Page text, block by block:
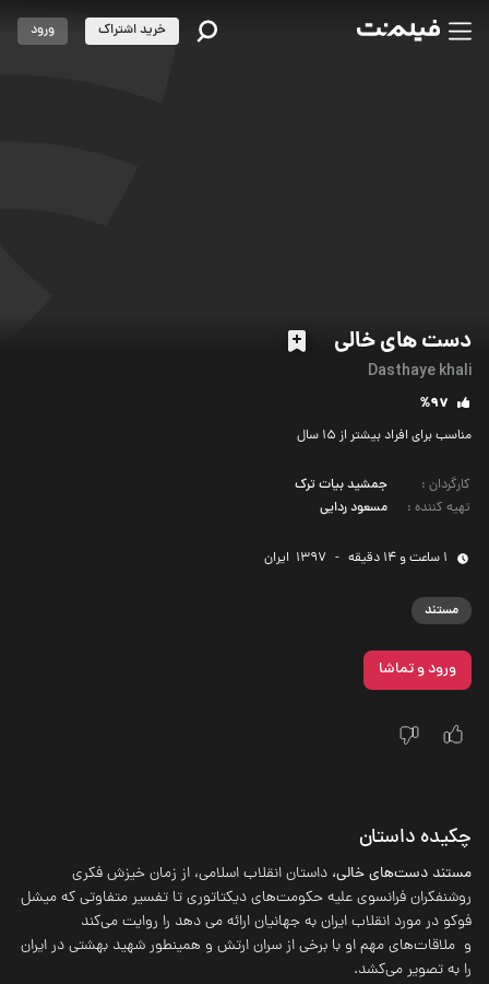
دست های خالی
Dasthaye khali
%97
مناسب برای افراد بیشتر از 15 سال
کارگردان :
جمشید بیات ترک
تهیه کننده : مسعود ردایی
1 ساعت و 14 دقیقه -
1397 ‌ ایران
مستند
ورود و تماشا
خرید اشتراک ورود
چکیده داستان
مستند دست‌های خالی، داستان انقلاب اسلامی، از زمان خیزش فکری
روشنفکران فرانسوی علیه حکومت‌های دیکتاتوری تا تفسیر متفاوتی که میشل
فوکو در مورد انقلاب ایران به جهانیان ارائه می دهد را روایت می‌کند
و ملاقات‌های مهم او با برخی از سران ارتش و همینطور شهید بهشتی در ایران
را به تصویر می‌کشد.